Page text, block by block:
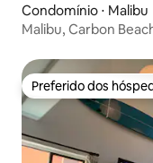
Condomínio ⋅ Malibu
Malibu, Carbon
Preferido dos
Preferido dos